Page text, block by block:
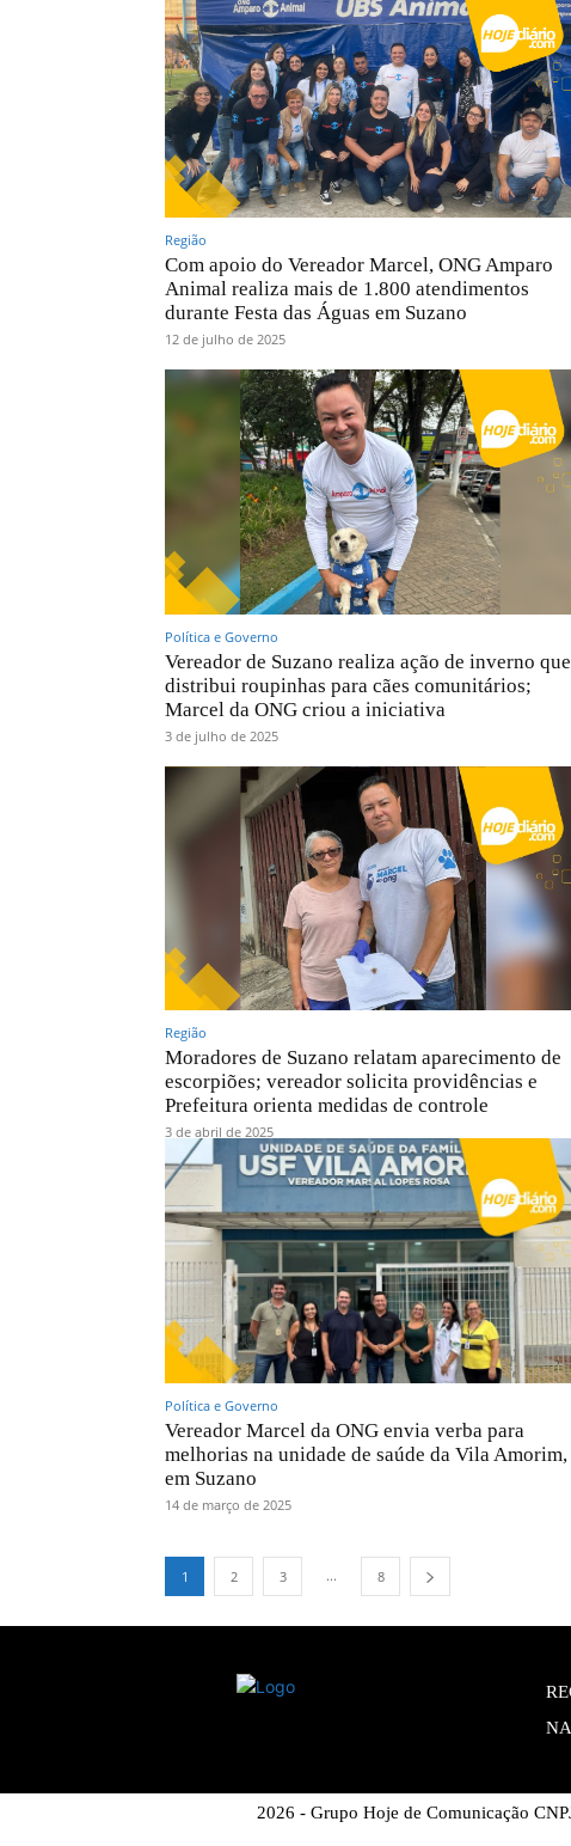
Região
Com apoio do Vereador Marcel, ONG Amparo
Animal realiza mais de 1.800 atendimentos
durante Festa das Águas em Suzano
12 de julho de 2025
Política e Governo
Vereador de Suzano realiza ação de inverno que
distribui roupinhas para cães comunitários;
Marcel da ONG criou a iniciativa
3 de julho de 2025
Região
Moradores de Suzano relatam aparecimento de
escorpiões; vereador solicita providências e
Prefeitura orienta medidas de controle
3 de abril de 2025
Política e Governo
Vereador Marcel da ONG envia verba para
melhorias na unidade de saúde da Vila Amorim,
em Suzano
14 de março de 2025
1 2 3 ... 8
2026 - Grupo Hoje de Comunicação